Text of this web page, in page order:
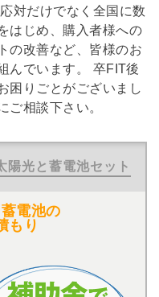
対だけでなく全国に数
はじめ、購入者様への
の改善など、皆様のお
んでいます。 卒FIT後
困りごとがございまし
ご相談下さい。
陽光と蓄電池セット
電池の
もり